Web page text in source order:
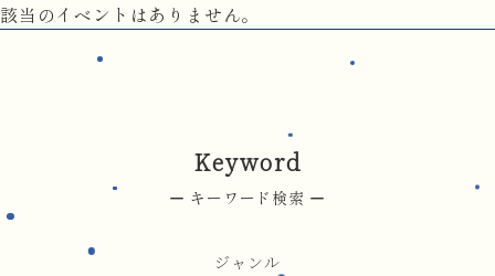
該当のイベントはありません。
Keyword
キーワード検索
ジャンル